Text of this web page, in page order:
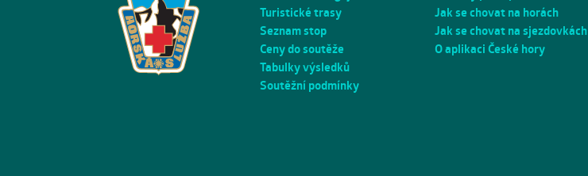
Turistické trasy
Seznam stop
Ceny do soutěže
Tabulky výsledků
Soutěžní podmínky
Jak se chovat na horách
Jak se chovat na sjezdovkách
O aplikaci České hory